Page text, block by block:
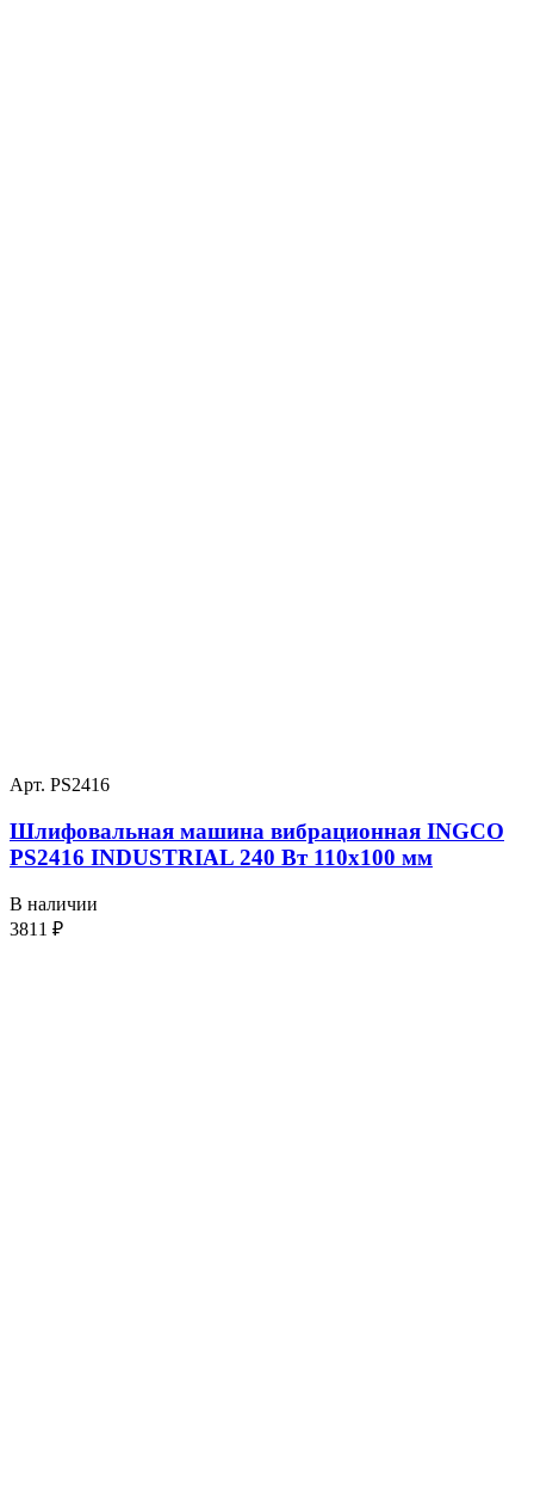
Арт. PS2416
Шлифовальная машина вибрационная INGCO
PS2416 INDUSTRIAL 240 Вт 110х100 мм
В наличии
3811 ₽